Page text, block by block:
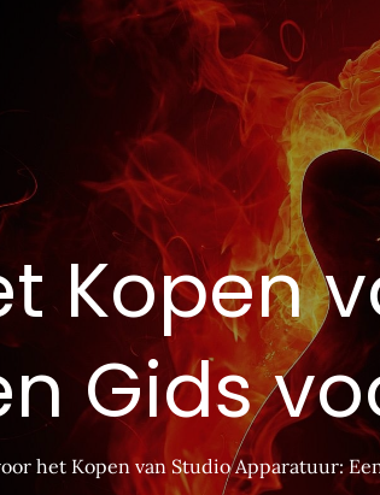
Kopen
Gids
het Kopen van Studio Apparatuur: